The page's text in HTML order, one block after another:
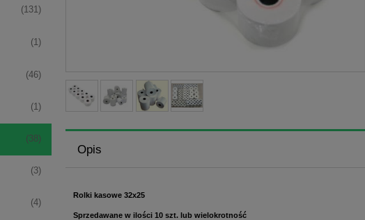
(131)
(1)
(46)
(1)
(38)
(3)
(4)
Opis
Rolki kasowe 32x25
Sprzedawane w ilości 10 szt. lub wielokrotność